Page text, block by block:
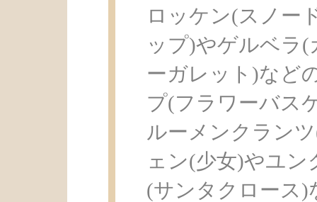
ロッケン(スノー
ップ)やゲルベラ
ーガレット)など
プ(フラワーバス
ルーメンクラン
ェン(少女)やユ
(サンタクロース)